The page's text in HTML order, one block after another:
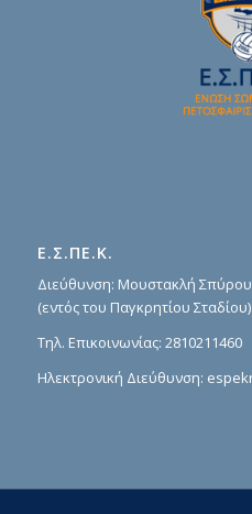
Ε.Σ.ΠΕ.Κ.
Διεύθυνση: Μουστακλή
(εντός του Παγκρητίου Σταδίου).
Τηλ. Επικοινωνίας: 2810211460
Ηλεκτρονική Διεύθυνση: